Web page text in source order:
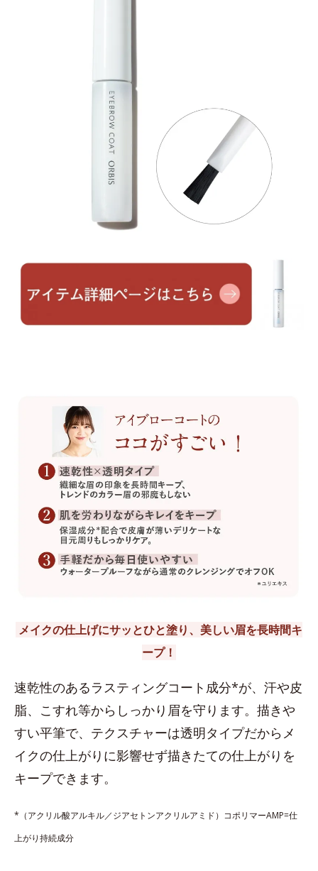
メイクの仕上げにサッとひと塗り、美しい眉を長時間キ
ープ！
速乾性のあるラスティングコート成分*が、汗や皮
脂、こすれ等からしっかり眉を守ります。描きや
すい平筆で、テクスチャーは透明タイプだからメ
イクの仕上がりに影響せず描きたての仕上がりを
キープできます。
*（アクリル酸アルキル／ジアセトンアクリルアミド）コポリマーAMP=仕
上がり持続成分